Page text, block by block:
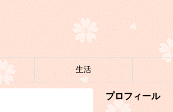
生活
プロフィール